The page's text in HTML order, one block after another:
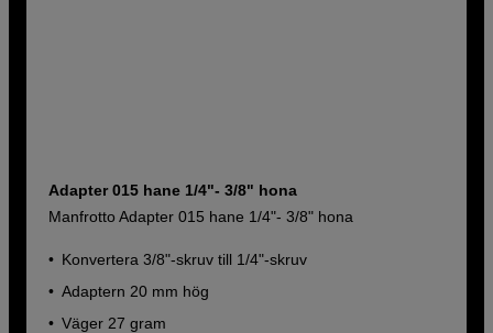
Adapter 015 hane 1/4"- 3/8" hona
Manfrotto Adapter 015 hane 1/4"- 3/8" hona
Konvertera 3/8"-skruv till 1/4"-skruv
Adaptern 20 mm hög
Väger 27 gram